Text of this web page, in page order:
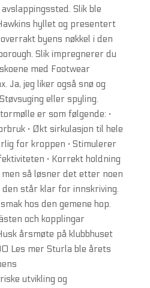
Slik ble
hyllet og presentert
byens nøkkel i den
Slik impregnerer du
med Footwear
Ja, jeg liker også snø og
eller spyling.
er som følgende: ·
· Økt sirkulasjon til hele
for kroppen · Stimulerer
· Korrekt holdning
så løsner det etter noen
den står klar for innskriving.
hos den gemene hop.
och kopplingar
årsmøte på klubbhuset
Les mer Sturla ble årets
utvikling og